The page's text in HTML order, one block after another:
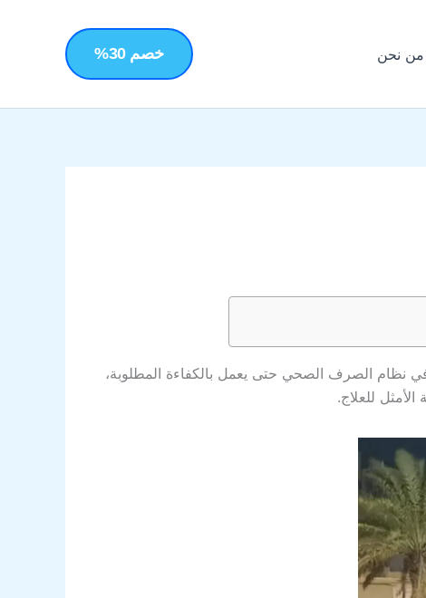
من نحن خصم 30%
نظام الصرف الصحي حتى يعمل بالكفاءة المطلوبة،
للعلاج.